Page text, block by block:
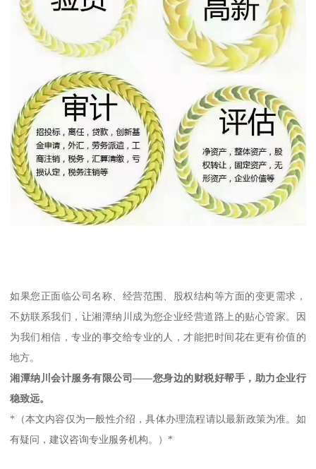
如果您正面临公司名称、经营范围、股权结构等方面的变更需求，
不妨联系我们，让湘潭纳川成为您企业经营道路上的贴心管家。因
为我们相信，专业的事交给专业的人，才能把时间花在更有价值的
地方。
湘潭纳川会计服务有限公司——您身边的财税好帮手，助力企业行
稳致远。
*（本文内容仅为一般性介绍，具体办理流程请以最新政策为准。如
有疑问，建议咨询专业服务机构。）*